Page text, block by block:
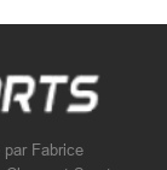
par Fabrice